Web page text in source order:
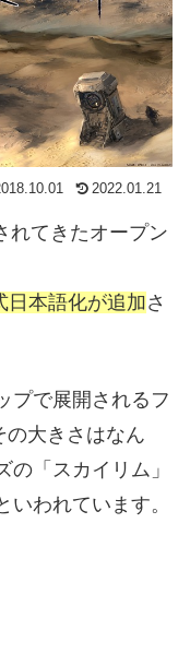
2022.01.21
れてきたオープン
日本語化が追加さ
プで展開されるフ
の大きさはなん
の「スカイリム」
われています。